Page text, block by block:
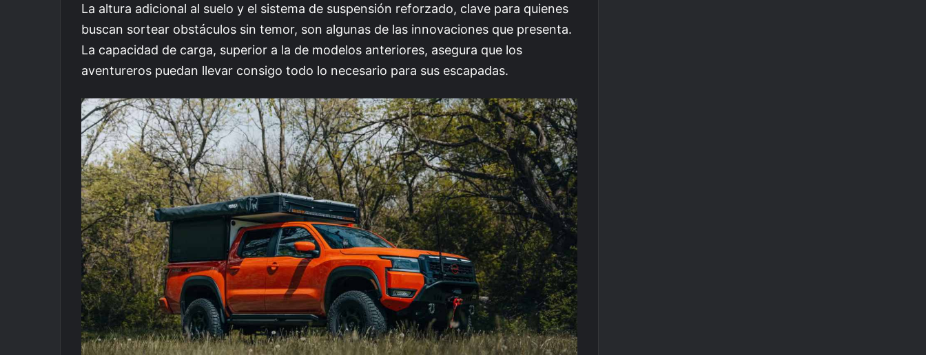
La altura adicional al suelo y el sistema de suspensión reforzado, clave para quienes
buscan sortear obstáculos sin temor, son algunas de las innovaciones que presenta.
La capacidad de carga, superior a la de modelos anteriores, asegura que los
aventureros puedan llevar consigo todo lo necesario para sus escapadas.